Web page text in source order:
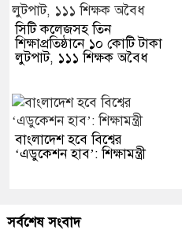
সিটি কলেজসহ তিন
শিক্ষাপ্রতিষ্ঠানে ১০ কোটি টাকা
লুটপাট, ১১১ শিক্ষক অবৈধ
বাংলাদেশ হবে বিশ্বের
‘এডুকেশন হাব’: শিক্ষামন্ত্রী
সর্বশেষ সংবাদ